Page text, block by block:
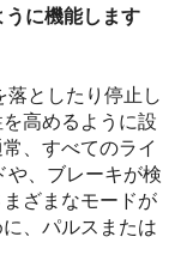
に機能します
としたり停止し
高めるように設
、すべてのライ
や、ブレーキが検
ざまなモードが
、パルスまたは